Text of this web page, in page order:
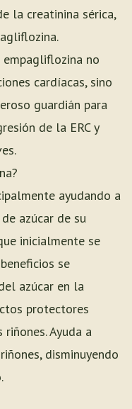
la creatinina sérica,
no
cardíacas, sino
guardián para
de la ERC y
ayudando a
azúcar de su
inicialmente se
se
azúcar en la
protectores
Ayuda a
disminuyendo